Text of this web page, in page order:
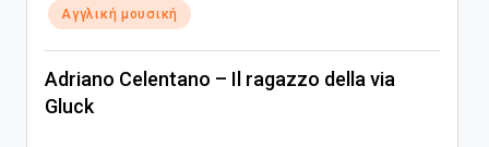
Αναρτήθηκε
σε
Αγγλική μουσική
Adriano Celentano – Il ragazzo della via
Gluck